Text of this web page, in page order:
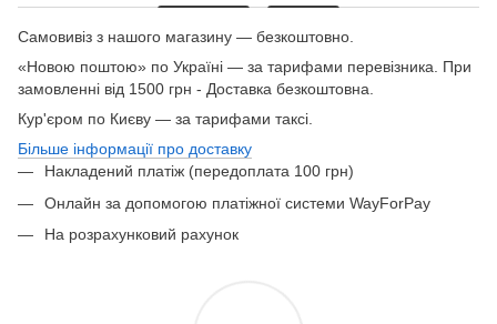
Самовивіз з нашого магазину — безкоштовно.
«Новою поштою» по Україні — за тарифами перевізника. При
замовленні від 1500 грн - Доставка безкоштовна.
Кур'єром по Києву — за тарифами таксі.
Більше інформації про доставку
Накладений платіж (передоплата 100 грн)
Онлайн за допомогою платіжної системи WayForPay
На розрахунковий рахунок